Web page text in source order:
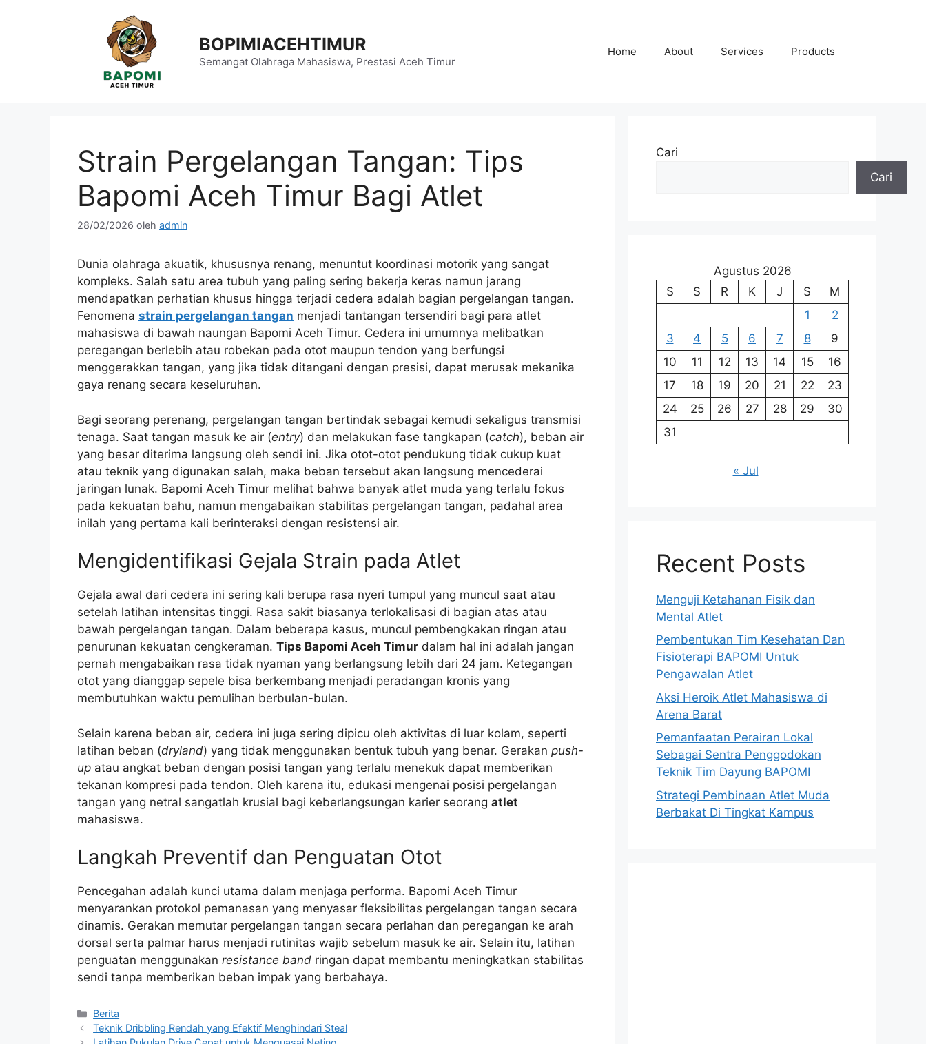
BOPIMIACEHTIMUR
Semangat Olahraga Mahasiswa, Prestasi Aceh Timur
Home About Services Products
Strain Pergelangan Tangan: Tips
Bapomi Aceh Timur Bagi Atlet
28/02/2026 oleh admin
Dunia olahraga akuatik, khususnya renang, menuntut koordinasi motorik yang sangat
kompleks. Salah satu area tubuh yang paling sering bekerja keras namun jarang
mendapatkan perhatian khusus hingga terjadi cedera adalah bagian pergelangan tangan.
Fenomena strain pergelangan tangan menjadi tantangan tersendiri bagi para atlet
mahasiswa di bawah naungan Bapomi Aceh Timur. Cedera ini umumnya melibatkan
peregangan berlebih atau robekan pada otot maupun tendon yang berfungsi
menggerakkan tangan, yang jika tidak ditangani dengan presisi, dapat merusak mekanika
gaya renang secara keseluruhan.
Bagi seorang perenang, pergelangan tangan bertindak sebagai kemudi sekaligus transmisi
tenaga. Saat tangan masuk ke air (entry) dan melakukan fase tangkapan (catch), beban air
yang besar diterima langsung oleh sendi ini. Jika otot-otot pendukung tidak cukup kuat
atau teknik yang digunakan salah, maka beban tersebut akan langsung mencederai
jaringan lunak. Bapomi Aceh Timur melihat bahwa banyak atlet muda yang terlalu fokus
pada kekuatan bahu, namun mengabaikan stabilitas pergelangan tangan, padahal area
inilah yang pertama kali berinteraksi dengan resistensi air.
Mengidentifikasi Gejala Strain pada Atlet
Gejala awal dari cedera ini sering kali berupa rasa nyeri tumpul yang muncul saat atau
setelah latihan intensitas tinggi. Rasa sakit biasanya terlokalisasi di bagian atas atau
bawah pergelangan tangan. Dalam beberapa kasus, muncul pembengkakan ringan atau
penurunan kekuatan cengkeraman. Tips Bapomi Aceh Timur dalam hal ini adalah jangan
pernah mengabaikan rasa tidak nyaman yang berlangsung lebih dari 24 jam. Ketegangan
otot yang dianggap sepele bisa berkembang menjadi peradangan kronis yang
membutuhkan waktu pemulihan berbulan-bulan.
Selain karena beban air, cedera ini juga sering dipicu oleh aktivitas di luar kolam, seperti
latihan beban (dryland) yang tidak menggunakan bentuk tubuh yang benar. Gerakan push-
up atau angkat beban dengan posisi tangan yang terlalu menekuk dapat memberikan
tekanan kompresi pada tendon. Oleh karena itu, edukasi mengenai posisi pergelangan
tangan yang netral sangatlah krusial bagi keberlangsungan karier seorang atlet
mahasiswa.
Langkah Preventif dan Penguatan Otot
Pencegahan adalah kunci utama dalam menjaga performa. Bapomi Aceh Timur
menyarankan protokol pemanasan yang menyasar fleksibilitas pergelangan tangan secara
dinamis. Gerakan memutar pergelangan tangan secara perlahan dan peregangan ke arah
dorsal serta palmar harus menjadi rutinitas wajib sebelum masuk ke air. Selain itu, latihan
penguatan menggunakan resistance band ringan dapat membantu meningkatkan stabilitas
sendi tanpa memberikan beban impak yang berbahaya.
Kategori
Berita
Teknik Dribbling Rendah yang Efektif Menghindari Steal
Cari
Cari
Agustus 2026
S
S R K J S
M
1
2
3
4 5 6 7 8
9
10
11 12 13 14 15
16
17
18 19 20 21 22
23
24
25 26 27 28 29
30
31
« Jul
Recent Posts
Menguji Ketahanan Fisik dan
Mental Atlet
Pembentukan Tim Kesehatan Dan
Fisioterapi BAPOMI Untuk
Pengawalan Atlet
Aksi Heroik Atlet Mahasiswa di
Arena Barat
Pemanfaatan Perairan Lokal
Sebagai Sentra Penggodokan
Teknik Tim Dayung BAPOMI
Strategi Pembinaan Atlet Muda
Berbakat Di Tingkat Kampus